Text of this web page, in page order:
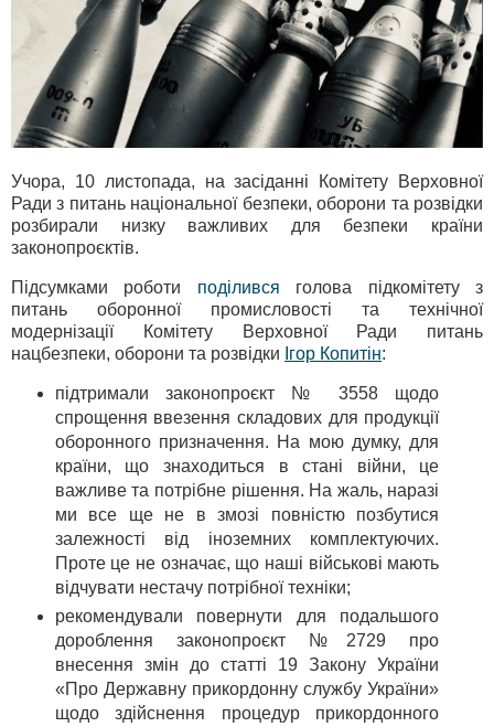
Учора, 10 листопада, на засіданні Комітету Верховної
Ради з питань національної безпеки, оборони та розвідки
розбирали низку важливих для безпеки країни
законопроєктів.
Підсумками роботи поділився голова підкомітету з
питань оборонної промисловості та технічної
модернізації Комітету Верховної Ради питань
нацбезпеки, оборони та розвідки Ігор Копитін:
підтримали законопроєкт № 3558 щодо
спрощення ввезення складових для продукції
оборонного призначення. На мою думку, для
країни, що знаходиться в стані війни, це
важливе та потрібне рішення. На жаль, наразі
ми все ще не в змозі повністю позбутися
залежності від іноземних комплектуючих.
Проте це не означає, що наші військові мають
відчувати нестачу потрібної техніки;
рекомендували повернути для подальшого
дороблення законопроєкт №2729 про
внесення змін до статті 19 Закону України
«Про Державну прикордонну службу України»
щодо здійснення процедур прикордонного